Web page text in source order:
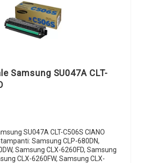
Samsung SU047A CLT-
SU047A CLT-C506S CIANO
Samsung CLP-680DN,
Samsung CLX-6260FD, Samsung
CLX-6260FW, Samsung CLX-